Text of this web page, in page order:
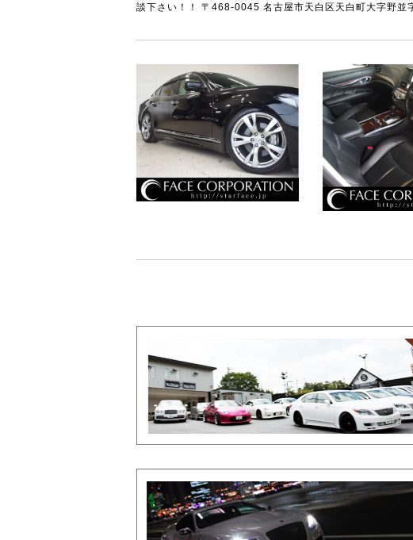
談下さい！！ 〒468-0045 名古屋市天白区天白町大字野